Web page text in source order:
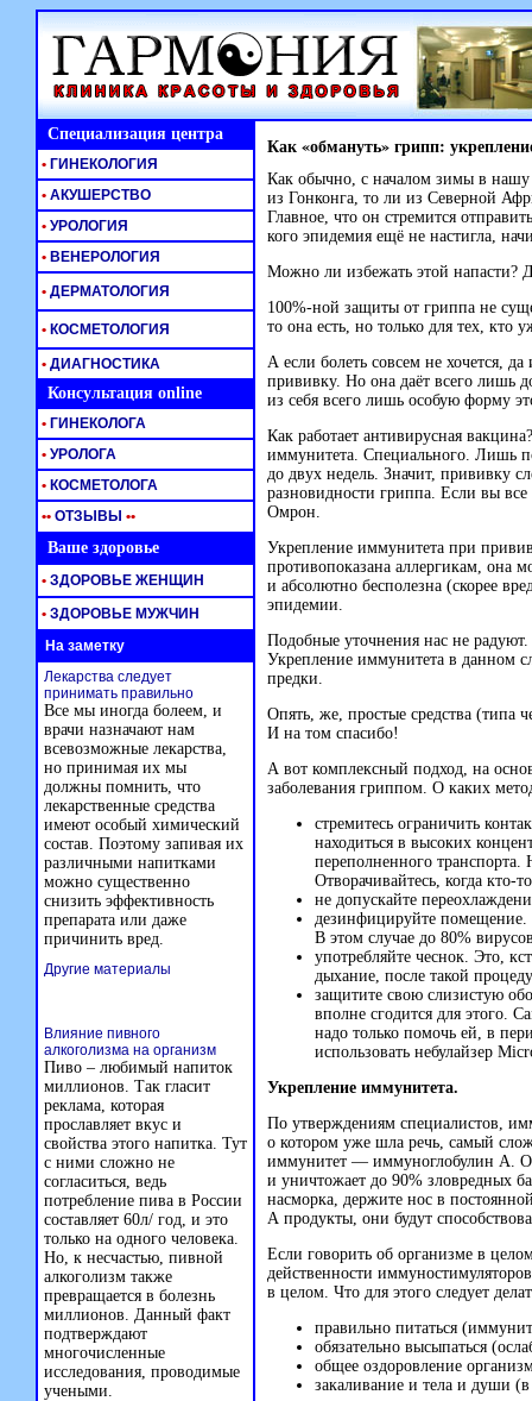
Специализация центра Как «обмануть» грипп:
Как обычно, с началом зимы в нашу
из Гонконга, то ли из Северной
Главное, что он стремится
кого эпидемия ещё не настигла,
Можно ли избежать этой напасти?
100%-ной защиты от гриппа не
то она есть, но только для тех, кто
А если болеть совсем не хочется,
прививку. Но она даёт всего лишь
из себя всего лишь особую форму
Как работает антивирусная
иммунитета. Специального. Лишь
до двух недель. Значит, прививку
разновидности гриппа. Если вы все
Омрон.
Укрепление иммунитета при
противопоказана аллергикам, она
и абсолютно бесполезна (скорее
эпидемии.
Подобные уточнения нас не
Укрепление иммунитета в данном
предки.
Опять, же, простые средства (типа
И на том спасибо!
А вот комплексный подход, на
заболевания гриппом. О каких
стремитесь ограничить
находиться в высоких
переполненного
Отворачивайтесь, когда кто-то
не допускайте
дезинфицируйте помещение.
В этом случае до 80%
употребляйте чеснок. Это,
дыхание, после такой
защитите свою слизистую
вполне сгодится для этого.
надо только помочь ей, в
использовать небулайзер
Укрепление иммунитета.
По утверждениям специалистов,
о котором уже шла речь, самый
иммунитет — иммуноглобулин А.
и уничтожает до 90% зловредных
насморка, держите нос в
А продукты, они будут
Если говорить об организме в
действенности
в целом. Что для этого следует
правильно питаться
обязательно высыпаться
общее оздоровление
закаливание и тела и души
• ГИНЕКОЛОГИЯ
• АКУШЕРСТВО
• УРОЛОГИЯ
• ВЕНЕРОЛОГИЯ
• ДЕРМАТОЛОГИЯ
• КОСМЕТОЛОГИЯ
• ДИАГНОСТИКА
Консультация online
• ГИНЕКОЛОГА
• УРОЛОГА
• КОСМЕТОЛОГА
•• ОТЗЫВЫ ••
Ваше здоровье
• ЗДОРОВЬЕ ЖЕНЩИН
• ЗДОРОВЬЕ МУЖЧИН
На заметку
Лекарства следует
принимать правильно
Все мы иногда болеем, и
врачи назначают нам
всевозможные лекарства,
но принимая их мы
должны помнить, что
лекарственные средства
имеют особый химический
состав. Поэтому запивая их
различными напитками
можно существенно
снизить эффективность
препарата или даже
причинить вред.
Другие материалы
Влияние пивного
алкоголизма на организм
Пиво – любимый напиток
миллионов. Так гласит
реклама, которая
прославляет вкус и
свойства этого напитка. Тут
с ними сложно не
согласиться, ведь
потребление пива в России
составляет 60л/ год, и это
только на одного человека.
Но, к несчастью, пивной
алкоголизм также
превращается в болезнь
миллионов. Данный факт
подтверждают
многочисленные
исследования, проводимые
учеными.